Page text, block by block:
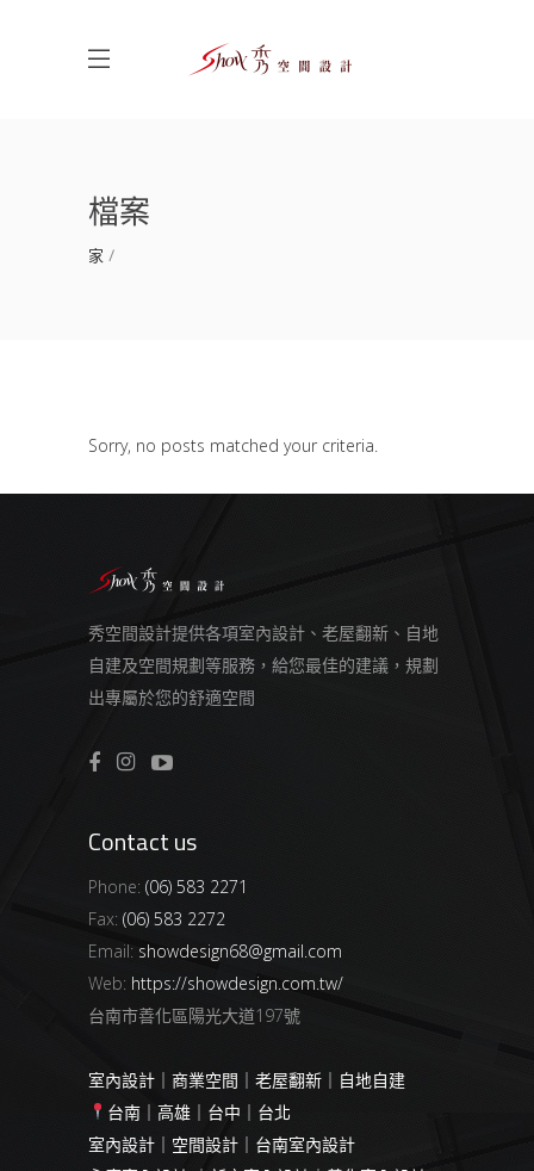
檔案
家
Sorry, no posts matched your criteria.
秀空間設計提供各項室內設計、老屋翻新、自地
自建及空間規劃等服務，給您最佳的建議，規劃
出專屬於您的舒適空間
Contact us
Phone: (06) 583 2271
Fax: (06) 583 2272
Email: showdesign68@gmail.com
Web: https://showdesign.com.tw/
台南市善化區陽光大道197號
室內設計｜商業空間｜老屋翻新｜自地自建
台南｜高雄｜台中｜台北
室內設計｜空間設計｜台南室內設計